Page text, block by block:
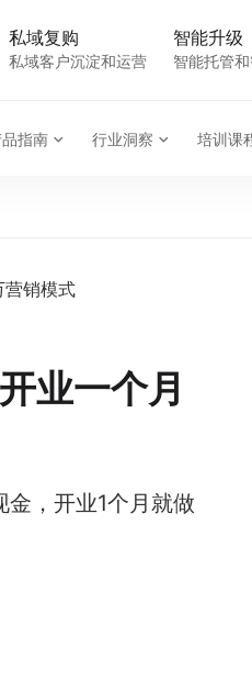
私域复购
私域客户沉淀和运营
智能升级
智能托管
指南 行业洞察 培训课
营销模式
业一个月
，开业1个月就做